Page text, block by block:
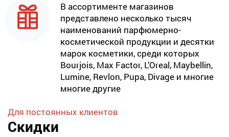
В ассортименте магазинов
представлено несколько тысяч
наименований парфюмерно-
косметической продукции и десятки
марок косметики, среди которых
Bourjois, Max Factor, L’Oreal, Maybellin,
Lumine, Revlon, Pupa, Divage и многие
многие другие
Для постоянных клиентов
Скидки